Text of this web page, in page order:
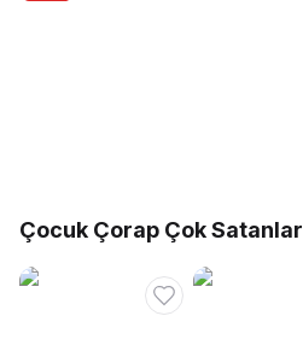
Çocuk Çorap Çok Satanlar